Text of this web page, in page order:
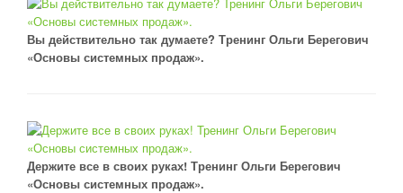
Вы действительно так думаете? Тренинг Ольги Берегович
«Основы системных продаж».
Держите все в своих руках! Тренинг Ольги Берегович
«Основы системных продаж».